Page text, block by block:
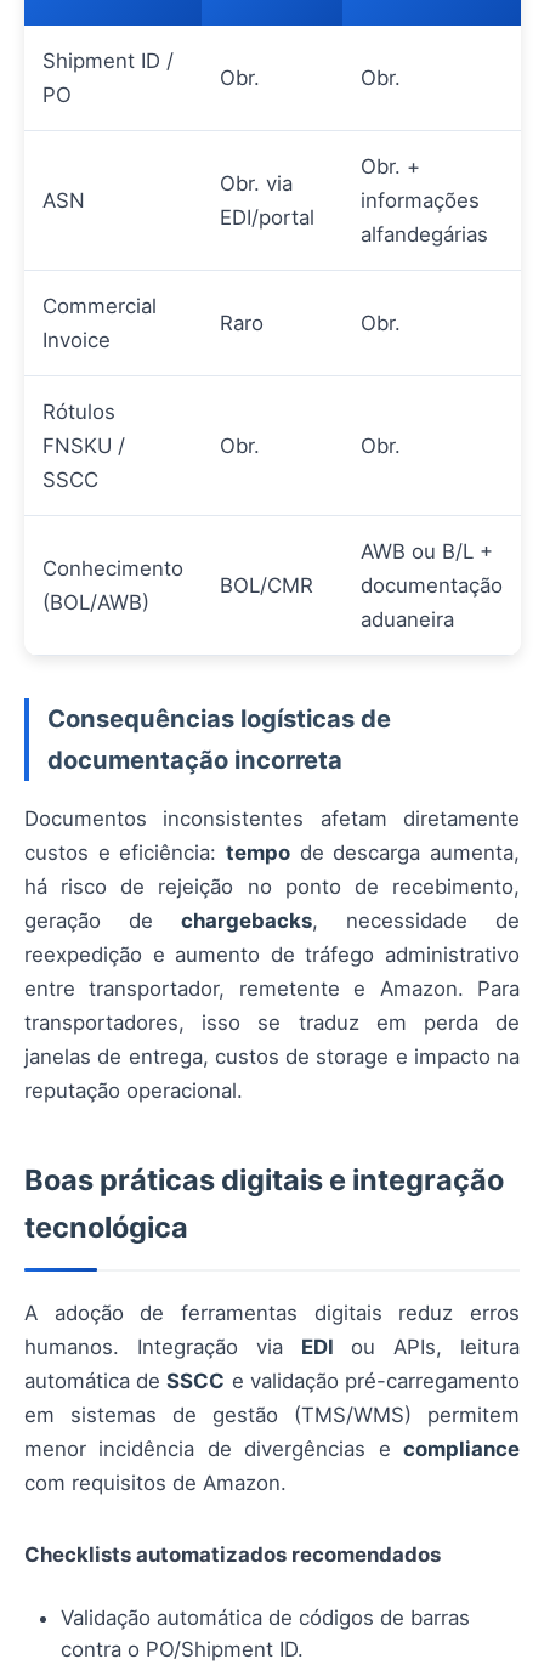
Shipment ID /
PO
Obr. Obr.
ASN
Obr. via
EDI/portal
Obr. +
informações
alfandegárias
Commercial
Invoice
Raro Obr.
Rótulos
FNSKU /
SSCC
Obr. Obr.
Conhecimento
(BOL/AWB)
BOL/CMR
AWB ou B/L +
documentação
aduaneira
Consequências logísticas de
documentação incorreta
Documentos inconsistentes afetam diretamente
custos e eficiência: tempo de descarga aumenta,
há risco de rejeição no ponto de recebimento,
geração de chargebacks, necessidade de
reexpedição e aumento de tráfego administrativo
entre transportador, remetente e Amazon. Para
transportadores, isso se traduz em perda de
janelas de entrega, custos de storage e impacto na
reputação operacional.
Boas práticas digitais e integração
tecnológica
A adoção de ferramentas digitais reduz erros
humanos. Integração via EDI ou APIs, leitura
automática deSSCC e validação pré-carregamento
em sistemas de gestão (TMS/WMS) permitem
menor incidência de divergências e compliance
com requisitos de Amazon.
Checklists automatizados recomendados
Validação automática de códigos de barras
contra o PO/Shipment ID.